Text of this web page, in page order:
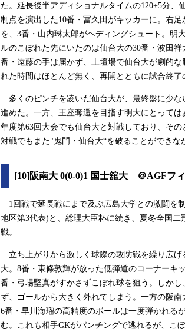
た。延長後半アディショナルタイムの120+5分、
制点を演出した10番・冨久田がキッカーに。右
を、3番・山内琳太郎がヘディングシュート。明
ルのこぼれた先にいたのは仙台大の30番・波田
番・遠藤の手は届かず、土壇場で仙台大が劇的
れた時間はほとんど無く、再開とともに試合終了
多くのピンチを凌いだ仙台大が、最終盤に少
進めた。一方、王座奪還を目指す明大にとって
年度第63回大会でも仙台大と対戦しており、そ
対戦でもまた"鬼門・仙台大“を破ることができな
[10]阪南大 0(0-0)1 国士舘大 ＠AGFフ
1回戦で延長戦にまで及ぶ広島大学との激闘を
地区第3代表)と、総理大臣杯に続き、夏冬全国
戦。
立ち上がりから激しく球際の攻防戦を繰り広
大。8番・東條敦輝が放った低弾道のコーナーキ
番・弓場堅真がすかさずこぼれ球を狙う。しか
ず、ゴールから大きく外れてしまう。一方の阪南
6番・早川海瑠の高精度のボールは一度弾かれる
む。これも相手GKがパンチングで逃れるが、こ